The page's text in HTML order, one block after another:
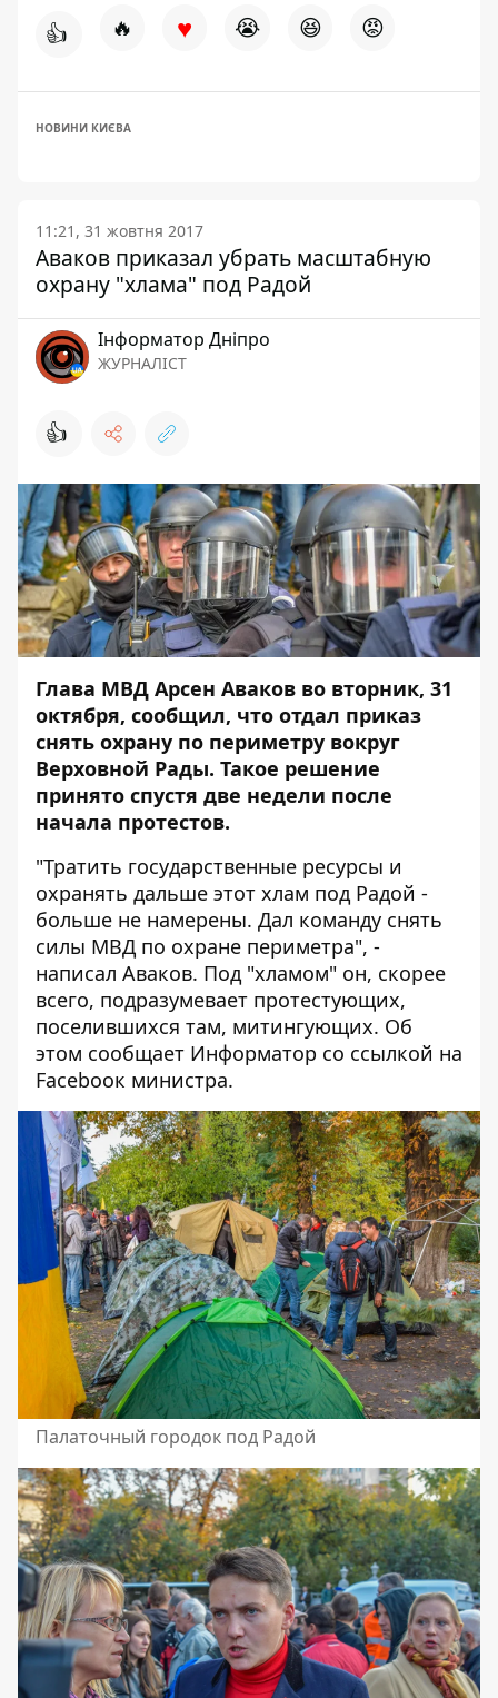
👍 🔥 ♥ 😭 😆 😡
НОВИНИ КИЄВА
11:21, 31 жовтня 2017
Аваков приказал убрать масштабную
охрану "хлама" под Радой
Інформатор Дніпро
ЖУРНАЛІСТ
👍
Глава МВД Арсен Аваков во вторник, 31
октября, сообщил, что отдал приказ
снять охрану по периметру вокруг
Верховной Рады. Такое решение
принято спустя две недели после
начала протестов.
"Тратить государственные ресурсы и
охранять дальше этот хлам под Радой -
больше не намерены. Дал команду снять
силы МВД по охране периметра", -
написал Аваков. Под "хламом" он, скорее
всего, подразумевает протестующих,
поселившихся там, митингующих. Об
этом сообщает Информатор со ссылкой на
Facebooк министра.
Палаточный городок под Радой